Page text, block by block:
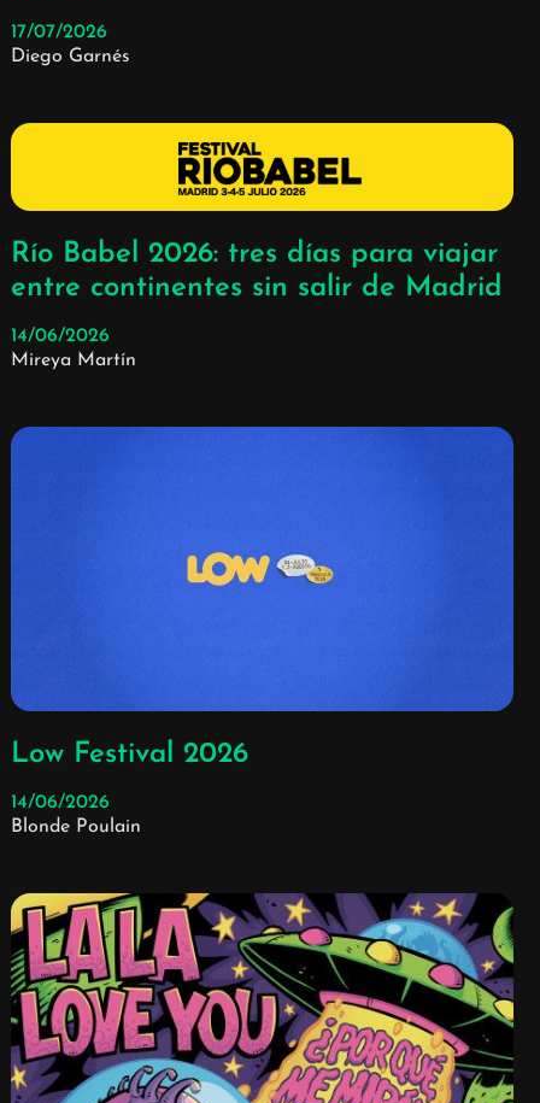
17/07/2026
Diego Garnés
Río Babel 2026: tres días para viajar
entre continentes sin salir de Madrid
14/06/2026
Mireya Martín
Low Festival 2026
14/06/2026
Blonde Poulain